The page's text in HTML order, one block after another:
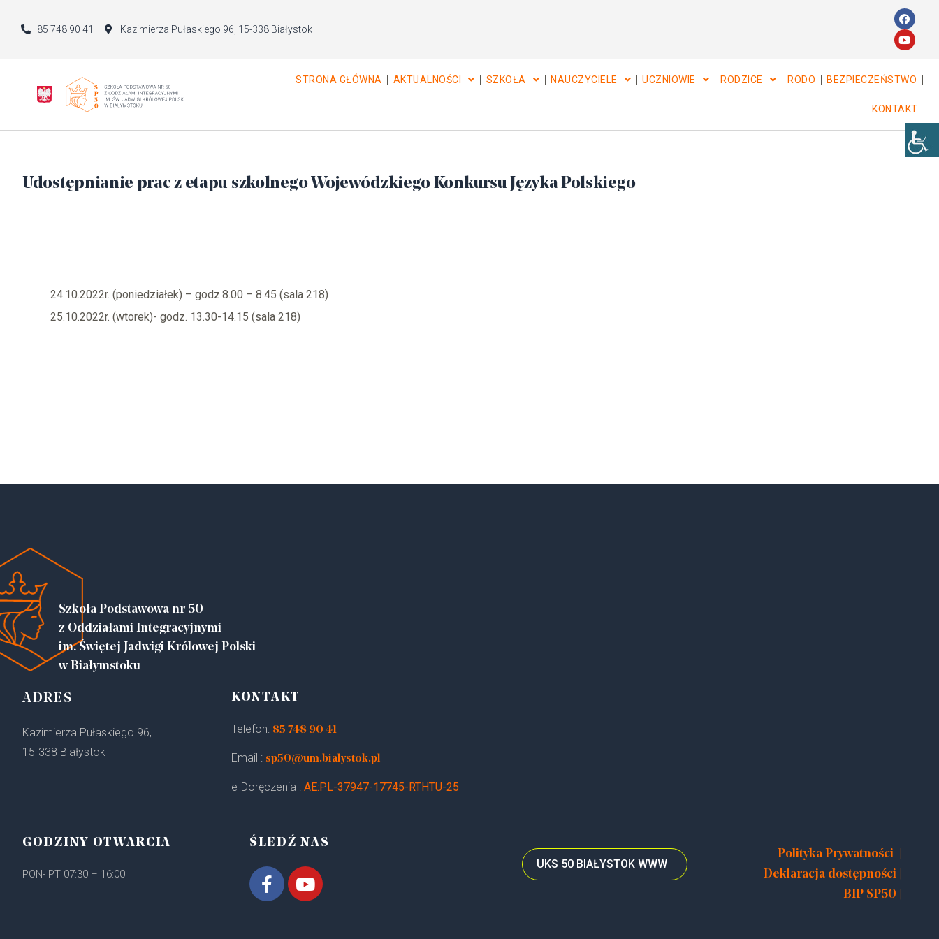
85 748 90 41 Kazimierza Pułaskiego 96, 15-338 Białystok
STRONA GŁÓWNA AKTUALNOŚCI SZKOŁA NAUCZYCIELE UCZNIOWIE RODZICE RODO BEZPIECZEŃSTWO
KONTAKT
Udostępnianie prac z etapu szkolnego Wojewódzkiego Konkursu Języka Polskiego
24.10.2022r. (poniedziałek) – godz.8.00 – 8.45 (sala 218)
25.10.2022r. (wtorek)- godz. 13.30-14.15 (sala 218)
Szkoła Podstawowa nr 50
z Oddziałami Integracyjnymi
im. Świętej Jadwigi Królowej Polski
w Białymstoku
ADRES
Kazimierza Pułaskiego 96,
15-338 Białystok
KONTAKT
Telefon: 85 748 90 41
Email : sp50@um.bialystok.pl
e-Doręczenia : AE:PL-37947-17745-RTHTU-25
GODZINY OTWARCIA
PON- PT 07:30 – 16:00
ŚLEDŹ NAS
UKS 50 BIAŁYSTOK WWW
Polityka Prywatności |
Deklaracja dostępności |
BIP SP50 |